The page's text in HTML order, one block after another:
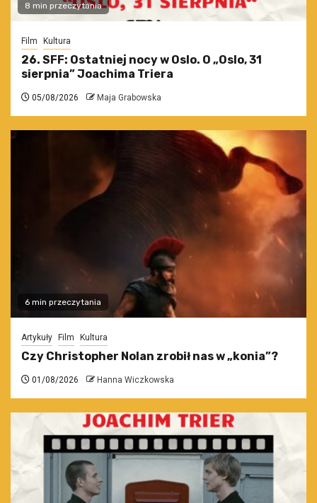
8 min przeczytania
Film Kultura
26. SFF: Ostatniej nocy w Oslo. O „Oslo, 31
sierpnia” Joachima Triera
05/08/2026 Maja Grabowska
6 min przeczytania
Artykuły Film Kultura
Czy Christopher Nolan zrobił nas w „konia”?
01/08/2026 Hanna Wiczkowska